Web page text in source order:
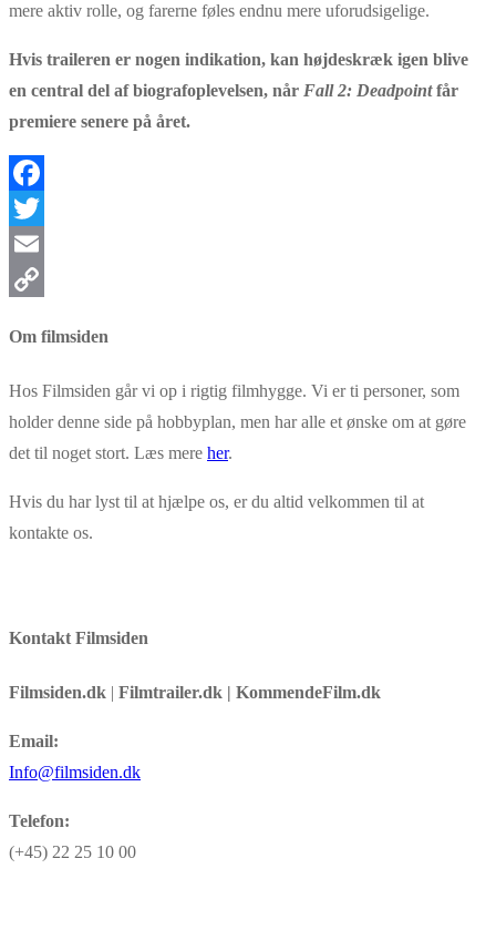
mere aktiv rolle, og farerne føles endnu mere uforudsigelige.
Hvis traileren er nogen indikation, kan højdeskræk igen blive
en central del af biografoplevelsen, når Fall 2: Deadpointfår
premiere senere på året.
Facebook
Twitter
Email
Om filmsiden
Hos Filmsiden går vi op i rigtig filmhygge. Vi er ti personer, som
holder denne side på hobbyplan, men har alle et ønske om at gøre
det til noget stort. Læs mere her.
Hvis du har lyst til at hjælpe os, er du altid velkommen til at
kontakte os.
Kontakt Filmsiden
Filmsiden.dk | Filmtrailer.dk | KommendeFilm.dk
Email:
Info@filmsiden.dk
Telefon:
(+45) 22 25 10 00